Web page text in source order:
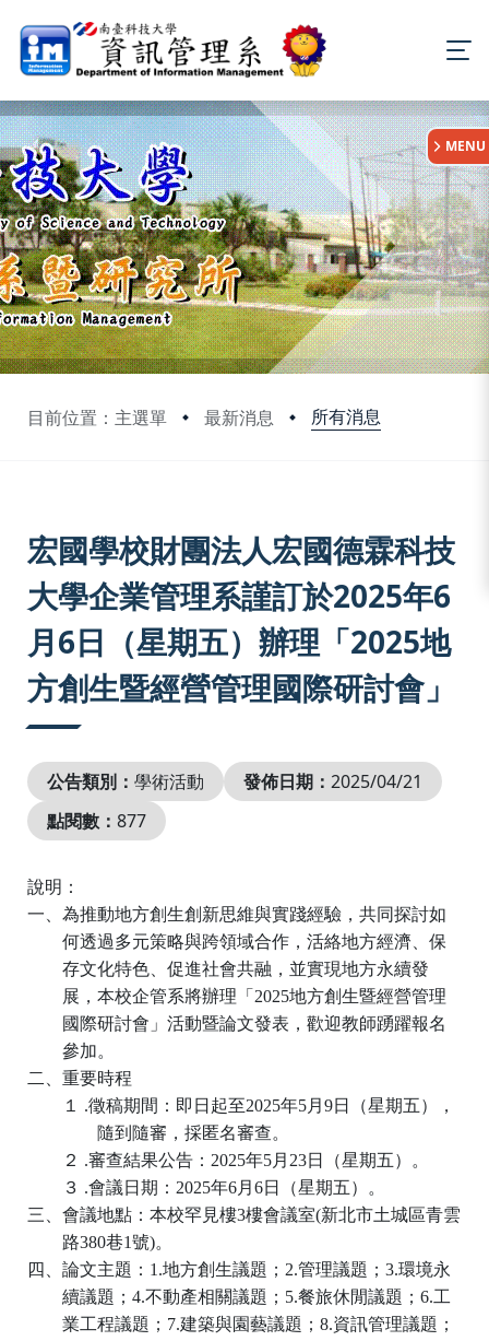
目前位置：主選單 最新消息 所有消息
:::
MENU
宏國學校財團法人宏國德霖科技
大學企業管理系謹訂於2025年6
月6日（星期五）辦理「2025地
方創生暨經營管理國際研討會」
公告類別： 學術活動 發佈日期： 2025/04/21
點閱數： 877
說明：
一、為推動地方創生創新思維與實踐經驗，共同探討如
何透過多元策略與跨領域合作，活絡地方經濟、保
存文化特色、促進社會共融，並實現地方永續發
展，本校企管系將辦理「 2025地方創生暨經營管理
國際研討會」活動暨論文發表，歡迎教師踴躍報名
參加。
二、重要時程
１
.徵稿期間：即日起至2025年5月 9日（星期五），
隨到隨審，採匿名審查。
２ .審查結果公告： 2025年5月 23日（星期五）。
３ .會議日期： 2025年6月 6日（星期五）。
三、會議地點：本校罕見樓3樓會議室(新北市土城區青雲
路380巷1號)。
四、論文主題： 1.地方創生議題； 2.管理議題； 3.環境永
續議題； 4.不動產相關議題； 5.餐旅休閒議題； 6.工
業工程議題； 7.建築與園藝議題； 8.資訊管理議題；